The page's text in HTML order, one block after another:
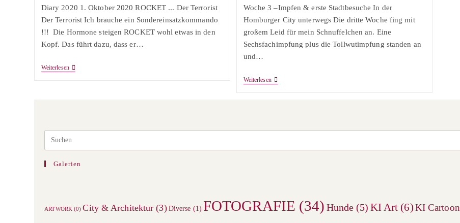
Diary 2020 1. Oktober 2020 ROCKET ... Der Terrorist⠀
Der Terrorist Ich brauche ein Sondereinsatzkommando
!!! Die Hormone steigen ROCKET wohl etwas in den
Kopf. Das führt dazu, dass er…
WeiterlesenVom
Woche 3 –Impfen & erste Stadtbesuche In der
Homburger City unterwegs Die dritte Woche fing mit
großem Leid für mein Schnuffelchen an. Eine
Sechsfachimpfung plus die Tollwutimpfung standen an
und…
WeiterlesenImpfungen
Galerien
ARTWORK (0) City & Architektur (3) Diverse (1) FOTOGRAFIE (34) Hunde (5) KI Art (6)KI Cartoon